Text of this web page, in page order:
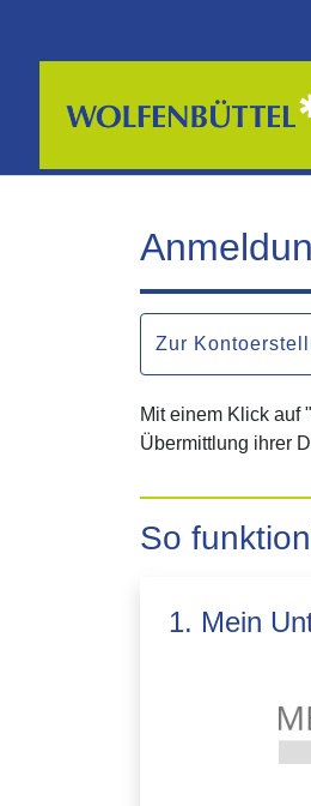
Zur
Mit einem Klick auf
Übermittlung ihrer
So
1. Mein